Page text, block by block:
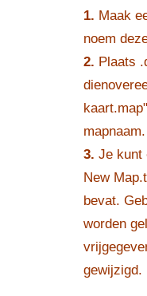
1. Maak
noem
2. Plaats
mapnaam.
3. Je kunt
New
bevat.
worden
gewijzigd.